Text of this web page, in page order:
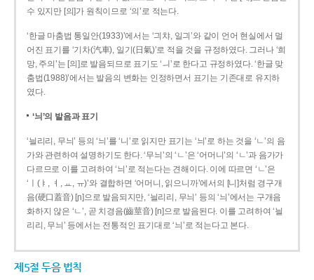
수 있지만 [의]가 원칙이므로 ‘의’로 적는다.
‘한글 마춤법 통일안(1933)’에서는 ‘긔챠, 일긔’와 같이 언어 현실에서 멀
어진 표기를 ‘기차(汽車), 일기(日氣)’로 적을 것을 규정하였다. 그러나 ‘희
망, 주의’는 [의]로 발음되므로 표기도 ‘ㅢ’로 한다고 규정하였다. ‘한글 맞
춤법(1988)’에서는 발음의 변화는 인정하면서 표기는 기존대로 유지하
였다.
‘늬’의 발음과 표기
‘늴리리, 무늬’ 등의 ‘늬’를 ‘니’로 읽지만 표기는 ‘늬’로 하는 것을 ‘ㄴ’의 음
가와 관련하여 설명하기도 한다. ‘무늬’의 ‘ㄴ’은 ‘어머니’의 ‘ㄴ’과 음가가
다르므로 이를 고려하여 ‘늬’로 적는다는 견해이다. 이에 따르면 ‘ㄴ’은
‘ㅣ(ㅑ, ㅕ, ㅛ, ㅠ)’와 결합하면 ‘어머니, 읽으니까’에서의 [니]처럼 경구개
음(硬口蓋音) [ɲ]으로 발음되지만, ‘늴리리, 무늬’ 등의 ‘늬’에서는 구개음
화하지 않은 ‘ㄴ’, 곧 치경음(齒莖音) [n]으로 발음된다. 이를 고려하여 ‘늴
리리, 무늬’ 등에서는 전통적인 표기대로 ‘늬’로 적는다고 본다.
제5절 두음 법칙